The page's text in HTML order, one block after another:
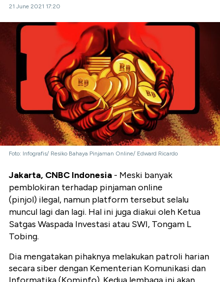
21 June 2021 17:20
Foto: Infografis/ Resiko Bahaya Pinjaman Online/ Edward Ricardo
Jakarta, CNBC Indonesia - Meski banyak
pemblokiran terhadap pinjaman online
(pinjol) ilegal, namun platform tersebut selalu
muncul lagi dan lagi. Hal ini juga diakui oleh Ketua
Satgas Waspada Investasi atau SWI, Tongam L
Tobing.
Dia mengatakan pihaknya melakukan patroli harian
secara siber dengan Kementerian Komunikasi dan
Informatika (Kominfo). Kedua lembaga ini akan